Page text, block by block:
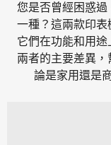
您是否曾經困惑
一種？這兩款印表
它們在功能和用
兩者的主要差異
論是家用還是